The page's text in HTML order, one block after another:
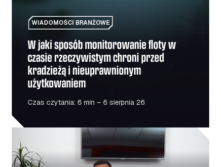
WIADOMOŚCI BRANŻOWE
W jaki sposób monitorowanie floty w
czasie rzeczywistym chroni przed
kradzieżą i nieuprawnionym
użytkowaniem
Czas czytania: 6 min – 6 sierpnia 26
Od zmagań do siły: Jak Darren Wright pomaga